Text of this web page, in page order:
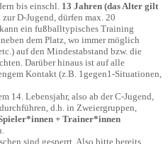
bis einschl. 13 Jahren (das Alter gilt
D-Jugend, dürfen max. 20
ein fußballtypisches Training
dem Platz, wo immer möglich
auf den Mindestabstand bzw. die
Darüber hinaus ist auf alle
Kontakt (z.B. 1gegen1-Situationen,
14. Lebensjahr, also ab der C-Jugend,
d.h. in Zweiergruppen,
+ Trainer*innen
sind gesperrt. Also bitte bereits